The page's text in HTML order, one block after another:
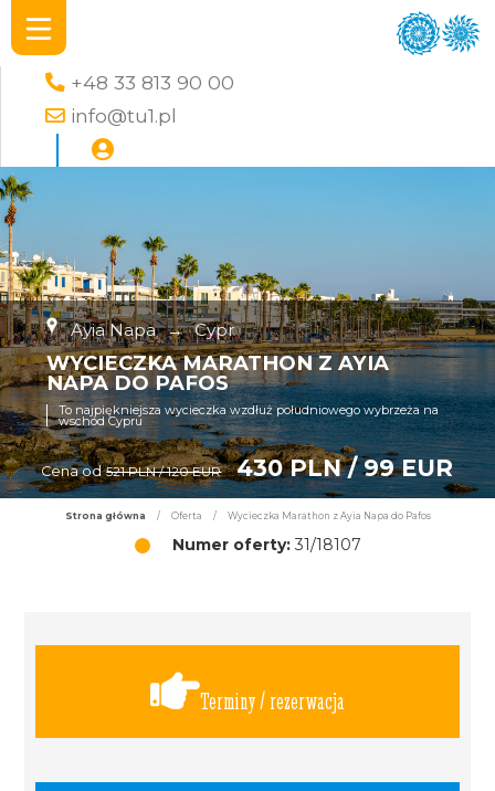
+48 33 813 90 00
info@tu1.pl
Ayia Napa → Cypr
WYCIECZKA MARATHON Z AYIA
NAPA DO PAFOS
To najpiękniejsza wycieczka wzdłuż południowego wybrzeża na
wschód Cypru
Cena od 521 PLN / 120 EUR 430 PLN / 99 EUR
Strona główna / Oferta / Wycieczka Marathon z Ayia Napa do Pafos
Numer oferty:31/18107
Terminy / rezerwacja